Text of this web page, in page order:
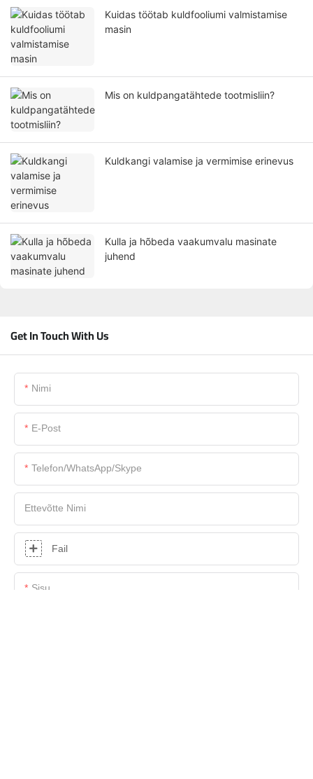
Kuidas töötab kuldfooliumi valmistamise
masin
Mis on kuldpangatähtede tootmisliin?
Kuldkangi valamise ja vermimise erinevus
Kulla ja hõbeda vaakumvalu masinate
juhend
Get In Touch With Us
Nimi
E-Post
Telefon/WhatsApp/Skype
Ettevõtte Nimi
Fail
Sisu